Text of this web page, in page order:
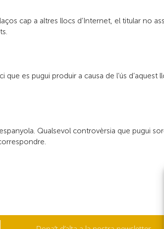
cap a altres llocs d’Internet, el titular no
es pugui produir a causa de l’ús
Qualsevol controvèrsia que pugui